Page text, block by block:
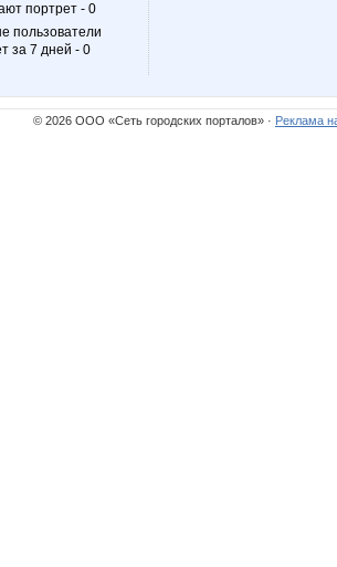
портрет - 0
пользователи
за 7 дней - 0
© 2026 ООО «Сеть городских порталов» · Реклама